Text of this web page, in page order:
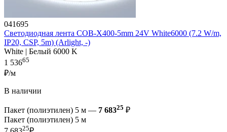
041695
Светодиодная лента COB-X400-5mm 24V White6000 (7.2 W/m,
IP20, CSP, 5m) (Arlight, -)
White | Белый 6000 K
1 53665
₽/м
В наличии
Пакет (полиэтилен) 5 м — 7 68325 ₽
Пакет (полиэтилен) 5 м
25